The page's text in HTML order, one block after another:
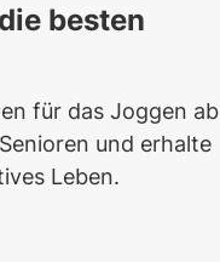
besten
für das Joggen ab
und erhalte
Leben.